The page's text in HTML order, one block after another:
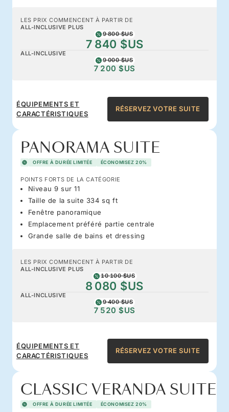
LES PRIX COMMENCENT À PARTIR DE
ALL-INCLUSIVE PLUS
9 800 $US
7 840 $US
ALL-INCLUSIVE
9 000 $US
7 200 $US
ÉQUIPEMENTS ET
CARACTÉRISTIQUES
RÉSERVEZ VOTRE SUITE
PANORAMA SUITE
OFFRE À DURÉE LIMITÉE ÉCONOMISEZ 20%
POINTS FORTS DE LA CATÉGORIE
Niveau 9 sur 11
Taille de la suite 334 sq ft
Fenêtre panoramique
Emplacement préféré partie centrale
Grande salle de bains et dressing
LES PRIX COMMENCENT À PARTIR DE
ALL-INCLUSIVE PLUS
10 100 $US
8 080 $US
ALL-INCLUSIVE
9 400 $US
7 520 $US
ÉQUIPEMENTS ET
CARACTÉRISTIQUES
RÉSERVEZ VOTRE SUITE
CLASSIC VERANDA SUITE
OFFRE À DURÉE LIMITÉE ÉCONOMISEZ 20%